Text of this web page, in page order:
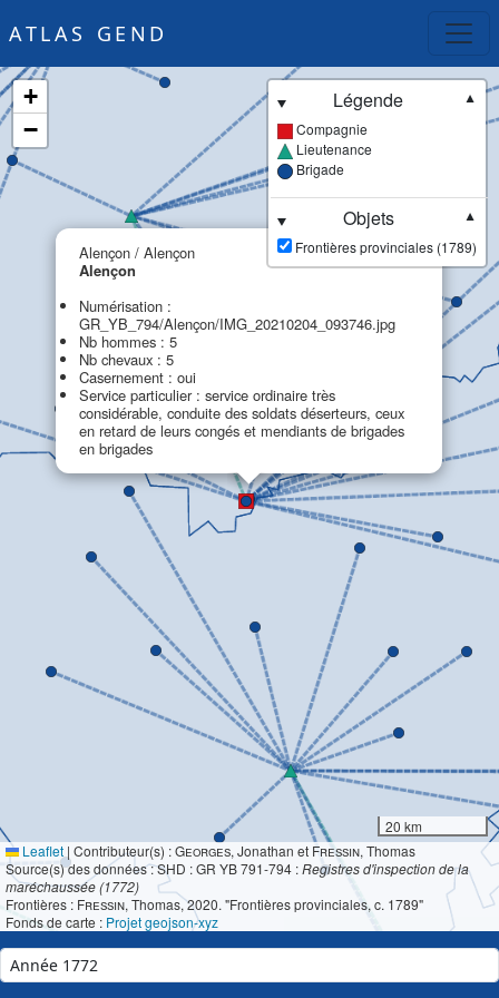
ATLAS GEND
Alençon / Alençon
Alençon
Numérisation :
GR_YB_794/Alençon/IMG_20210204_093746.jpg
Nb hommes : 5
Nb chevaux : 5
Casernement : oui
Service particulier : service ordinaire très
considérable, conduite des soldats déserteurs, ceux
en retard de leurs congés et mendiants de brigades
en brigades
×
+
−
Légende
▼
Compagnie
Lieutenance
Brigade
Objets
▼
Frontières provinciales (1789)
20 km
Leaflet | Contributeur(s) :Georges, Jonathan et Fressin, Thomas
Source(s) des données : SHD : GR YB 791-794 :Registres d'inspection de la
maréchaussée (1772)
Frontières : Fressin, Thomas, 2020. "Frontières provinciales, c. 1789"
Fonds de carte : Projet geojson-xyz